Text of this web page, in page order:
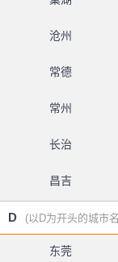
沧州
常德
常州
长治
昌吉
D (以D为开头的城市
东莞